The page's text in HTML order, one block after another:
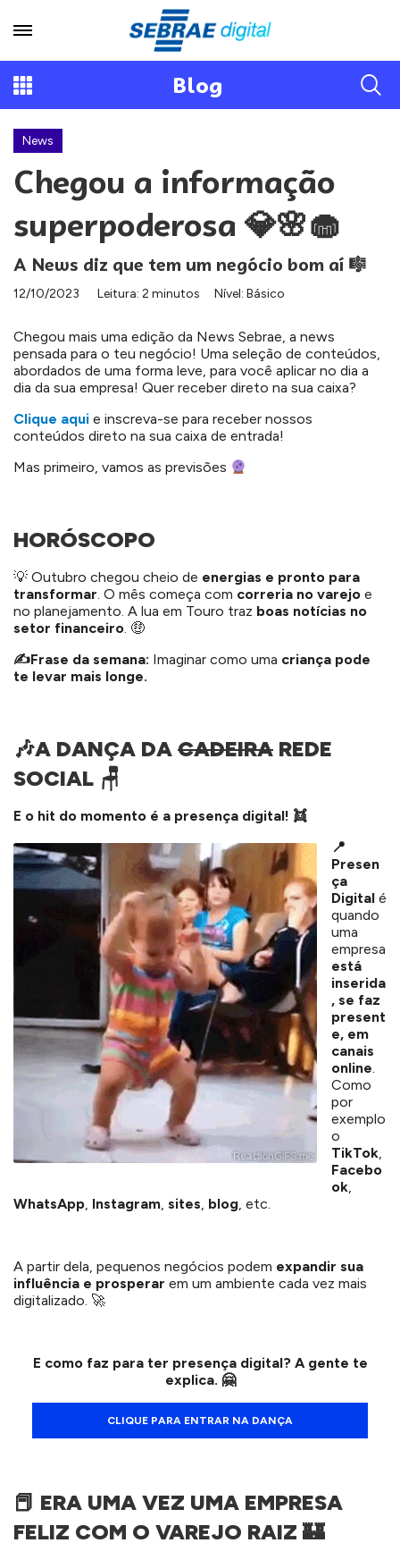
Blog
News
Chegou a informação
superpoderosa 💎🌸🧁
A News diz que tem um negócio bom aí 🎼
12/10/2023 Leitura: 2 minutos Nível: Básico
Chegou mais uma edição da News Sebrae, a news
pensada para o teu negócio! Uma seleção de conteúdos,
abordados de uma forma leve, para você aplicar no dia a
dia da sua empresa! Quer receber direto na sua caixa?
Clique aqui e inscreva-se para receber nossos
conteúdos direto na sua caixa de entrada!
Mas primeiro, vamos as previsões
HORÓSCOPO
💡 Outubro chegou cheio de energias e pronto para
transformar. O mês começa com correria no varejo e
no planejamento. A lua em Touro traz boas notícias no
setor financeiro. 🤑
✍️Frase da semana: Imaginar como uma criança pode
te levar mais longe.
🎶A DANÇA DA CADEIRA REDE
SOCIAL 🪑
E o hit do momento é a presença digital! 👯
📍
Presen
ça
Digital é
quando
uma
empresa
está
inserida
, se faz
present
e, em
canais
online.
Como
por
exemplo
o
TikTok,
Facebo
ok,
WhatsApp, Instagram, sites, blog, etc.
A partir dela, pequenos negócios podem expandir sua
influência e prosperar em um ambiente cada vez mais
digitalizado. 🚀
E como faz para ter presença digital? A gente te
explica. 🤗
CLIQUE PARA ENTRAR NA DANÇA
📕 ERA UMA VEZ UMA EMPRESA
FELIZ COM O VAREJO RAIZ 🏰